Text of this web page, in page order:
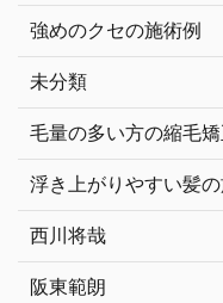
強めのクセの施術例
未分類
毛量の多い方の縮毛
浮き上がりやすい髪
西川将哉
阪東範朗